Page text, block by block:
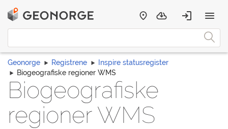
Geonorge Registrene
Inspire statusregister
Biogeografiske regioner WMS
Biogeografiske
regioner WMS